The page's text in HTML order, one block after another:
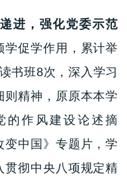
进，强化党委示范
学促学作用，累计举
书班8次，深入学习
则精神，原原本本学
的作风建设论述摘
变中国》专题片，学
贯彻中央八项规定精